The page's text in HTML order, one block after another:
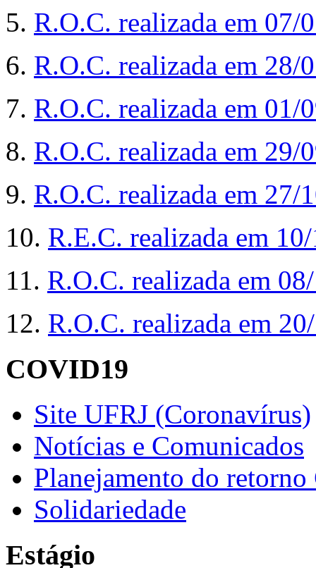
5. R.O.C. realizada em 07/
6. R.O.C. realizada em 28/
7. R.O.C. realizada em 01/
8. R.O.C. realizada em 29/
9. R.O.C. realizada em 27/
10. R.E.C. realizada em
11. R.O.C. realizada em
12. R.O.C. realizada em
COVID19
Site UFRJ (Coronavírus)
Notícias e Comunicados
Planejamento do retorno
Solidariedade
Estágio